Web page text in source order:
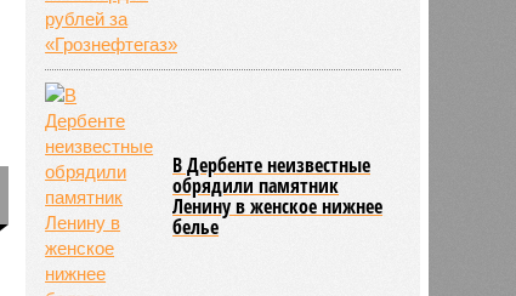
В Дербенте неизвестные
обрядили памятник
Ленину в женское нижнее
белье